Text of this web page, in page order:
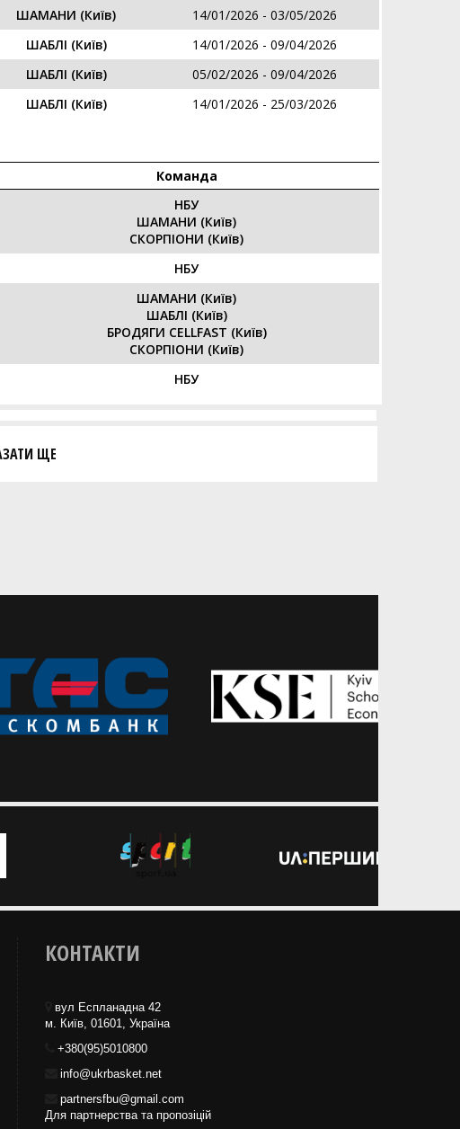
ШАМАНИ (Київ)
14/01/2026 - 03/05/2026
ШАБЛІ (Київ)
14/01/2026 - 09/04/2026
ШАБЛІ (Київ)
05/02/2026 - 09/04/2026
ШАБЛІ (Київ) 14/01/2026 - 25/03/2026
Команда
НБУ
ШАМАНИ (Київ)
СКОРПІОНИ (Київ)
НБУ
ШАМАНИ (Київ)
ШАБЛІ (Київ)
БРОДЯГИ CELLFAST (Київ)
СКОРПІОНИ (Київ)
НБУ
ЩЕ
КОНТАКТИ
вул Еспланадна 42
м. Київ, 01601, Україна
+380(95)5010800
info@ukrbasket.net
partnersfbu@gmail.com
Для партнерства та пропозіцій